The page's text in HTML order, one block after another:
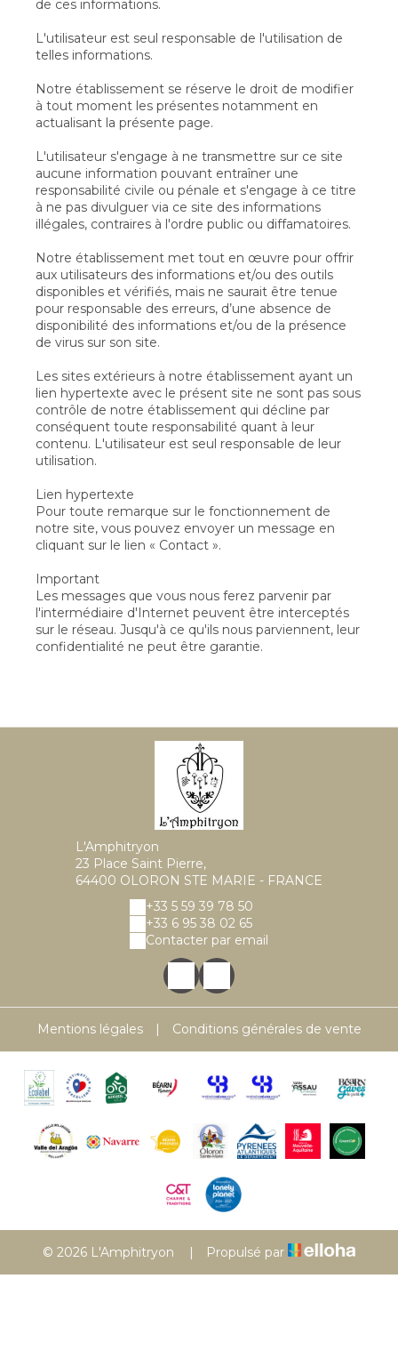
de ces informations.
L'utilisateur est seul responsable de l'utilisation de
telles informations.
Notre établissement se réserve le droit de modifier
à tout moment les présentes notamment en
actualisant la présente page.
L'utilisateur s'engage à ne transmettre sur ce site
aucune information pouvant entraîner une
responsabilité civile ou pénale et s'engage à ce titre
à ne pas divulguer via ce site des informations
illégales, contraires à l'ordre public ou diffamatoires.
Notre établissement met tout en œuvre pour offrir
aux utilisateurs des informations et/ou des outils
disponibles et vérifiés, mais ne saurait être tenue
pour responsable des erreurs, d’une absence de
disponibilité des informations et/ou de la présence
de virus sur son site.
Les sites extérieurs à notre établissement ayant un
lien hypertexte avec le présent site ne sont pas sous
contrôle de notre établissement qui décline par
conséquent toute responsabilité quant à leur
contenu. L'utilisateur est seul responsable de leur
utilisation.
Lien hypertexte
Pour toute remarque sur le fonctionnement de
notre site, vous pouvez envoyer un message en
cliquant sur le lien « Contact ».
Important
Les messages que vous nous ferez parvenir par
l'intermédiaire d'Internet peuvent être interceptés
sur le réseau. Jusqu'à ce qu'ils nous parviennent, leur
confidentialité ne peut être garantie.
L'Amphitryon
23 Place Saint Pierre,
64400 OLORON STE MARIE - FRANCE
+33 5 59 39 78 50
+33 6 95 38 02 65
Contacter par email
Mentions légales | Conditions générales de vente
© 2026 L'Amphitryon | Propulsé par